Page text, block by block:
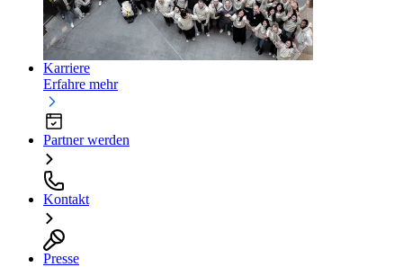
Karriere
Erfahre mehr
Partner werden
Kontakt
Presse